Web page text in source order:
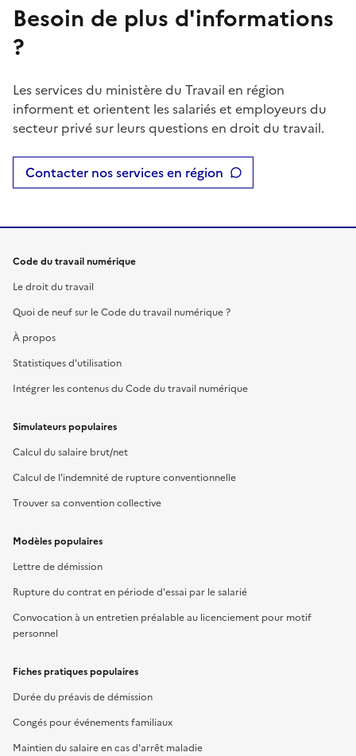
Besoin de plus d'informations
?
Les services du ministère du Travail en région
informent et orientent les salariés et employeurs du
secteur privé sur leurs questions en droit du travail.
Contacter nos services en région
Code du travail numérique
Le droit du travail
Quoi de neuf sur le Code du travail numérique ?
À propos
Statistiques d'utilisation
Intégrer les contenus du Code du travail numérique
Simulateurs populaires
Calcul du salaire brut/net
Calcul de l'indemnité de rupture conventionnelle
Trouver sa convention collective
Modèles populaires
Lettre de démission
Rupture du contrat en période d'essai par le salarié
Convocation à un entretien préalable au licenciement pour motif
personnel
Fiches pratiques populaires
Durée du préavis de démission
Congés pour événements familiaux
Maintien du salaire en cas d'arrêt maladie